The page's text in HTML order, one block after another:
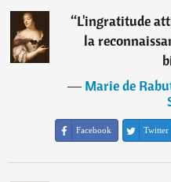
“L'ingratitude
la
―Marie de
Facebook Twitter